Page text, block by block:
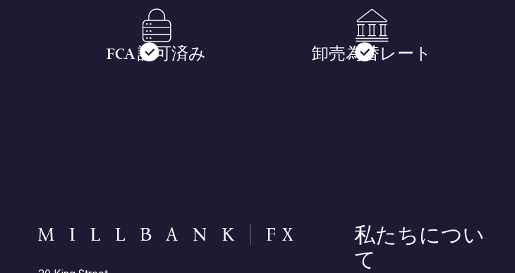
FCA 認可済み 卸売為替レート
私たちについ
て